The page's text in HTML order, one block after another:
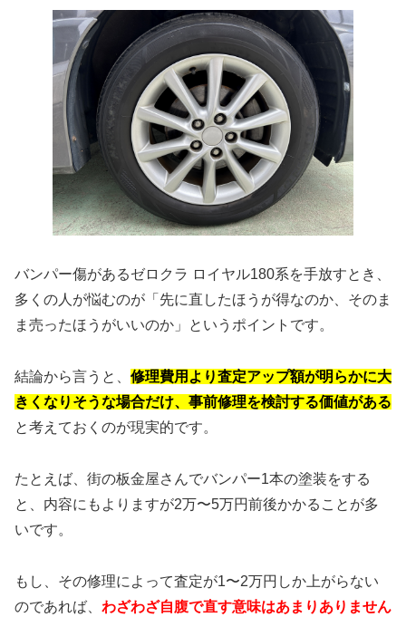
バンパー傷があるゼロクラ ロイヤル180系を手放すとき、
多くの人が悩むのが「先に直したほうが得なのか、そのま
ま売ったほうがいいのか」というポイントです。
結論から言うと、 修理費用より査定アップ額が明らかに大
きくなりそうな場合だけ、事前修理を検討する価値がある
と考えておくのが現実的です。
たとえば、街の板金屋さんでバンパー1本の塗装をする
と、内容にもよりますが2万〜5万円前後かかることが多
いです。
もし、その修理によって査定が1〜2万円しか上がらない
のであれば、 わざわざ自腹で直す意味はあまりありません